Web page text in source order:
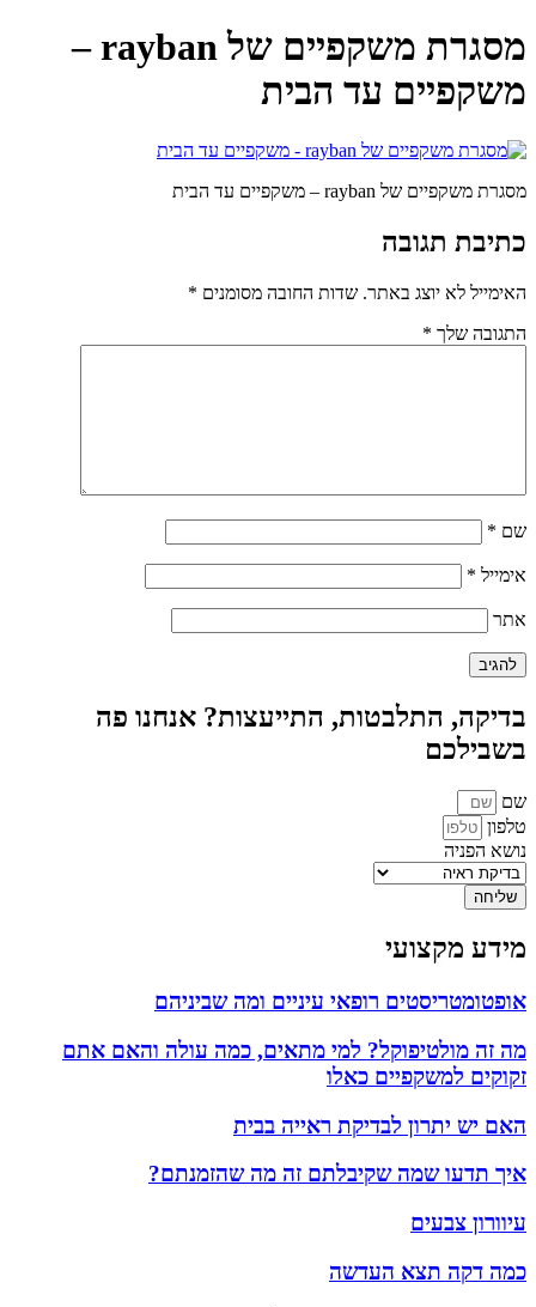
מסגרת משקפיים של rayban –
משקפיים עד הבית
מסגרת משקפיים של rayban – משקפיים עד הבית
כתיבת תגובה
האימייל לא יוצג באתר. שדות החובה מסומנים *
התגובה שלך *
שם *
אימייל *
אתר
בדיקה, התלבטות, התייעצות? אנחנו פה
בשבילכם
שם
טלפון
נושא הפניה
שליחה
מידע מקצועי
אופטומטריסטים רופאי עיניים ומה שביניהם
מה זה מולטיפוקל? למי מתאים, כמה עולה והאם אתם
זקוקים למשקפיים כאלו
האם יש יתרון לבדיקת ראייה בבית
איך תדעו שמה שקיבלתם זה מה שהזמנתם?
עיוורון צבעים
כמה דקה תצא העדשה